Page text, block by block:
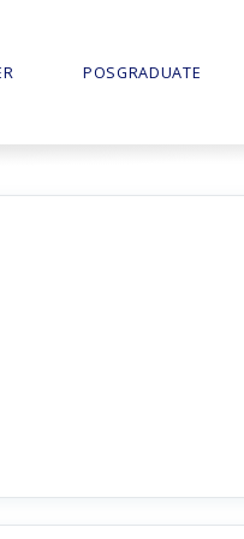
POSGRADUATE